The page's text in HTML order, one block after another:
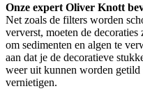
Onze expert Oliver Knott
Net zoals de filters worden
ververst, moeten de
om sedimenten en algen te
aan dat je de decoratieve
weer uit kunnen worden
vernietigen.